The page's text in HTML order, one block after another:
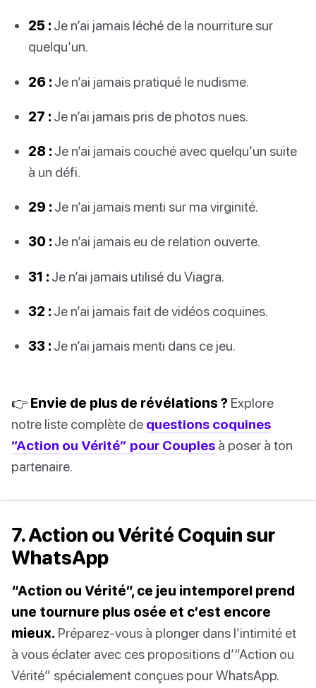
25 : Je n’ai jamais léché de la nourriture sur
quelqu’un.
26 : Je n’ai jamais pratiqué le nudisme.
27 : Je n’ai jamais pris de photos nues.
28 : Je n’ai jamais couché avec quelqu’un suite
à un défi.
29 : Je n’ai jamais menti sur ma virginité.
30 : Je n’ai jamais eu de relation ouverte.
31 : Je n’ai jamais utilisé du Viagra.
32 : Je n’ai jamais fait de vidéos coquines.
33 : Je n’ai jamais menti dans ce jeu.
👉 Envie de plus de révélations ? Explore
notre liste complète de questions coquines
“Action ou Vérité” pour Couples à poser à ton
partenaire.
7. Action ou Vérité Coquin sur
WhatsApp
“Action ou Vérité”, ce jeu intemporel prend
une tournure plus osée et c’est encore
mieux. Préparez-vous à plonger dans l’intimité et
à vous éclater avec ces propositions d’“Action ou
Vérité” spécialement conçues pour WhatsApp.